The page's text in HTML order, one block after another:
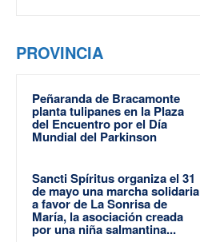
PROVINCIA
Peñaranda de Bracamonte
planta tulipanes en la Plaza
del Encuentro por el Día
Mundial del Parkinson
Sancti Spíritus organiza el 31
de mayo una marcha solidaria
a favor de La Sonrisa de
María, la asociación creada
por una niña salmantina...